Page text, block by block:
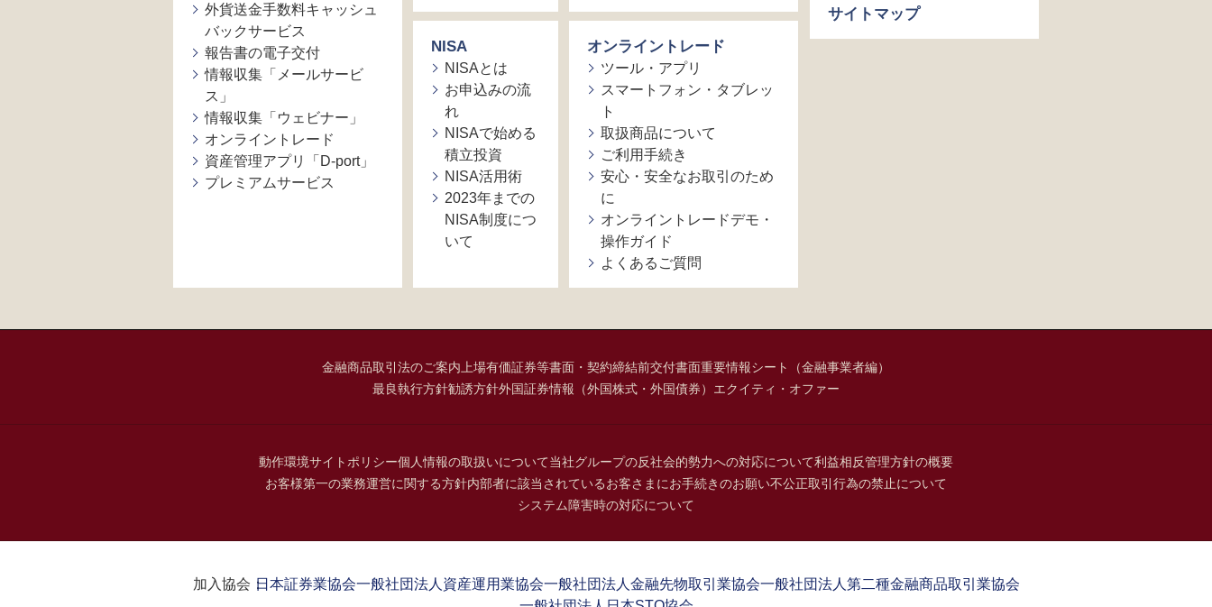
外貨送金手数料キャッシュ
バックサービス
報告書の電子交付
情報収集「メールサービ
ス」
情報収集「ウェビナー」
オンライントレード
資産管理アプリ「D-port」
プレミアムサービス
NISA
NISAとは
お申込みの流
れ
NISAで始める
積立投資
NISA活用術
2023年までの
NISA制度につ
いて
オンライントレード
ツール・アプリ
スマートフォン・タブレッ
ト
取扱商品について
ご利用手続き
安心・安全なお取引のため
に
オンライントレードデモ・
操作ガイド
よくあるご質問
サイトマップ
金融商品取引法のご案内 上場有価証券等書面・契約締結前交付書面重要情報シート（金融事業者編）
最良執行方針勧誘方針外国証券情報（外国株式・外国債券） エクイティ・オファー
動作環境サイトポリシー個人情報の取扱いについて当社グループの反社会的勢力への対応について利益相反管理方針の概要
お客様第一の業務運営に関する方針内部者に該当されているお客さまにお手続きのお願い不公正取引行為の禁止について
システム障害時の対応について
加入協会：日本証券業協会一般社団法人資産運用業協会一般社団法人金融先物取引業協会一般社団法人第二種金融商品取引業協会